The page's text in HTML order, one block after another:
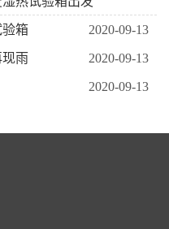
2020-09-13
箱
2020-09-13
雨
2020-09-13